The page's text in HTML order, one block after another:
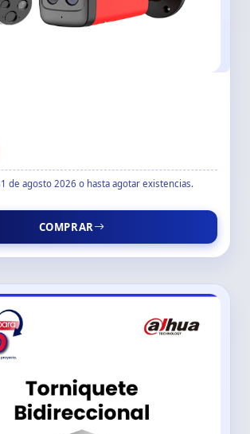
de agosto 2026 o hasta agotar existencias.
COMPRAR